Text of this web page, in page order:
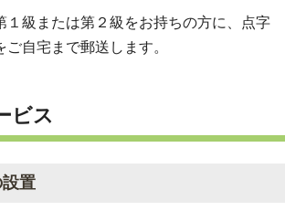
１級または第２級をお持ちの方に、点字
自宅まで郵送します。
ビス
置